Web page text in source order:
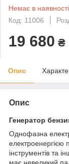
Немає в наявності
Код: 11006
19 680 ₴
Опис
Опис
Генератор
Однофазна
електроенергією
інструментів та
має невеликий